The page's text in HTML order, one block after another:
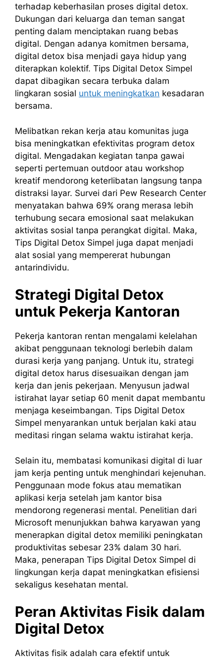
terhadap keberhasilan proses digital detox.
Dukungan dari keluarga dan teman sangat
penting dalam menciptakan ruang bebas
digital. Dengan adanya komitmen bersama,
digital detox bisa menjadi gaya hidup yang
diterapkan kolektif. Tips Digital Detox Simpel
dapat dibagikan secara terbuka dalam
lingkaran sosial untuk meningkatkan kesadaran
bersama.
Melibatkan rekan kerja atau komunitas juga
bisa meningkatkan efektivitas program detox
digital. Mengadakan kegiatan tanpa gawai
seperti pertemuan outdoor atau workshop
kreatif mendorong keterlibatan langsung tanpa
distraksi layar. Survei dari Pew Research Center
menyatakan bahwa 69% orang merasa lebih
terhubung secara emosional saat melakukan
aktivitas sosial tanpa perangkat digital. Maka,
Tips Digital Detox Simpel juga dapat menjadi
alat sosial yang mempererat hubungan
antarindividu.
Strategi Digital Detox
untuk Pekerja Kantoran
Pekerja kantoran rentan mengalami kelelahan
akibat penggunaan teknologi berlebih dalam
durasi kerja yang panjang. Untuk itu, strategi
digital detox harus disesuaikan dengan jam
kerja dan jenis pekerjaan. Menyusun jadwal
istirahat layar setiap 60 menit dapat membantu
menjaga keseimbangan. Tips Digital Detox
Simpel menyarankan untuk berjalan kaki atau
meditasi ringan selama waktu istirahat kerja.
Selain itu, membatasi komunikasi digital di luar
jam kerja penting untuk menghindari kejenuhan.
Penggunaan mode fokus atau mematikan
aplikasi kerja setelah jam kantor bisa
mendorong regenerasi mental. Penelitian dari
Microsoft menunjukkan bahwa karyawan yang
menerapkan digital detox memiliki peningkatan
produktivitas sebesar 23% dalam 30 hari.
Maka, penerapan Tips Digital Detox Simpel di
lingkungan kerja dapat meningkatkan efisiensi
sekaligus kesehatan mental.
Peran Aktivitas Fisik dalam
Digital Detox
Aktivitas fisik adalah cara efektif untuk